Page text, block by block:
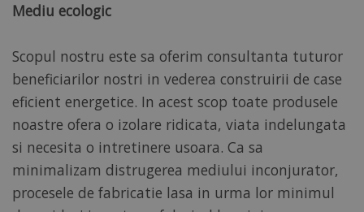
Mediu ecologic
Scopul nostru este sa oferim consultanta tuturor
beneficiarilor nostri in vederea construirii de case
eficient energetice. In acest scop toate produsele
noastre ofera o izolare ridicata, viata indelungata
si necesita o intretinere usoara. Ca sa
minimalizam distrugerea mediului inconjurator,
procesele de fabricatie lasa in urma lor minimul